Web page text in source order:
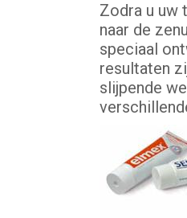
Zodra u uw
naar de
speciaal
resultaten
slijpende